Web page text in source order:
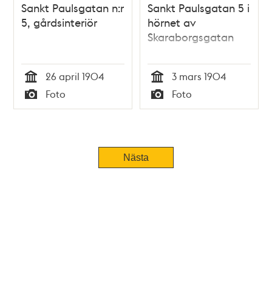
Sankt Paulsgatan n:r
5, gårdsinteriör
Tid
26 april 1904
Typ
Foto
Sankt Paulsgatan 5 i
hörnet av
Skaraborgsgatan
Tid
3 mars 1904
Typ
Foto
Nästa